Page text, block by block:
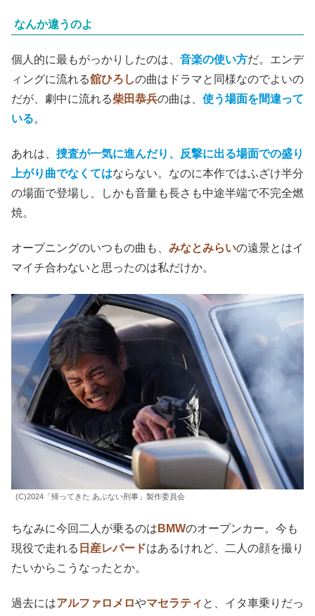
なんか違うのよ
個人的に最もがっかりしたのは、 音楽の使い方だ。エンデ
ィングに流れる舘ひろしの曲はドラマと同様なのでよいの
だが、劇中に流れる柴田恭兵の曲は、 使う場面を間違って
いる。
あれは、 捜査が一気に進んだり、反撃に出る場面での盛り
上がり曲でなくてはならない。なのに本作ではふざけ半分
の場面で登場し、しかも音量も長さも中途半端で不完全燃
焼。
オープニングのいつもの曲も、 みなとみらいの遠景とはイ
マイチ合わないと思ったのは私だけか。
(C)2024「帰ってきた あぶない刑事」製作委員会
ちなみに今回二人が乗るのは BMWのオープンカー。今も
現役で走れる 日産レパードはあるけれど、二人の顔を撮り
たいからこうなったとか。
過去にはアルファロメロやマセラティ と、イタ車乗りだっ